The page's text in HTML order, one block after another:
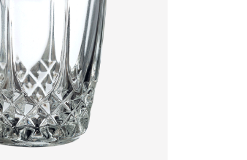
Coffrets À Partager